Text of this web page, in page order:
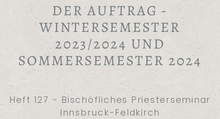
DER AUFTRAG -
WINTERSEMESTER
2023/2024 UND
SOMMERSEMESTER 2024
Heft 127 - Bischöfliches Priesterseminar
Innsbruck-Feldkirch